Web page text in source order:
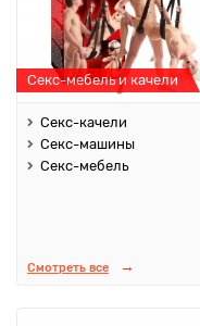
Секс-мебель и качели
Секс-качели
Секс-машины
Секс-мебель
Смотреть все